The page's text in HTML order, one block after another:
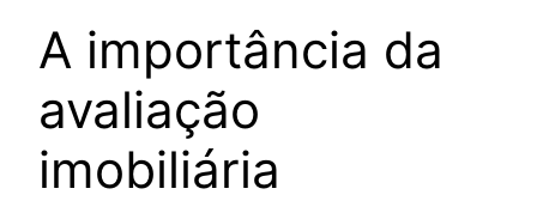
A importância da
avaliação
imobiliária